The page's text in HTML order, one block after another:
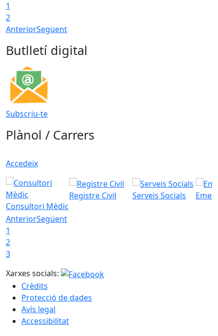
1
2
AnteriorSegüent
Butlletí digital
Subscriu-te
Plànol / Carrers
Accedeix
Consultori Mèdic
Registre Civil Serveis Socials
AnteriorSegüent
1
2
3
Xarxes socials:
Crèdits
Protecció de dades
Avís legal
Accessibilitat